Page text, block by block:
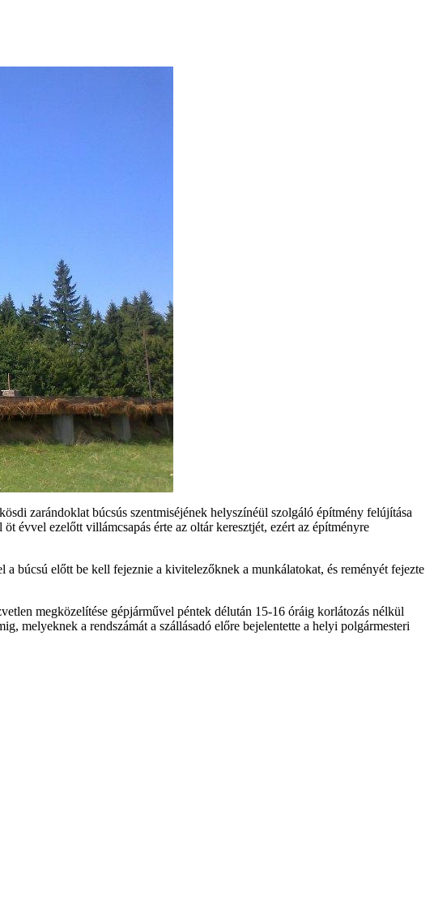
zarándoklat búcsús szentmiséjének helyszínéül szolgáló építmény felújítása
évvel ezelőtt villámcsapás érte az oltár keresztjét, ezért az építményre
búcsú előtt be kell fejeznie a kivitelezőknek a munkálatokat, és reményét fejezte
megközelítése gépjárművel péntek délután 15-16 óráig korlátozás nélkül
melyeknek a rendszámát a szállásadó előre bejelentette a helyi polgármesteri